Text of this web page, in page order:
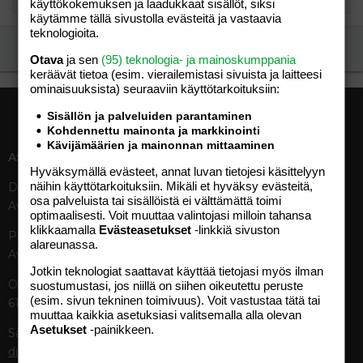
ASIAKASPALVELU
Digipalvelut (09) 156 6227
Avoinna ma–pe 8–19
Painettu lehti (09) 156 665
Avoinna ma–pe 8–19
Otavamedian vaihde (09) 156
61
Sähköposti (digi)
digi@otavamedia.fi
Tekniset tiedot, aikataulut ja
ilmoitushinnat
Tietoa verkon kävijöistä
Käyttöehdot
TUOTTEET
käyttökokemuksen ja laadukkaat sisällöt, siksi
käytämme tällä sivustolla evästeitä ja vastaavia
teknologioita.
Otavaja sen (95) teknologia- ja mainoskumppania
keräävät tietoa (esim. vierailemis­tasi sivuista ja laitteesi
ominaisuuk­sista) seuraaviin käyttötarkoituksiin:
Sisällön ja palveluiden parantaminen
Kohdennettu mainonta ja markkinointi
Kävijämäärien ja mainonnan mittaaminen
Hyväksymällä evästeet, annat luvan tietojesi käsittelyyn
näihin käyttötarkoituksiin. Mikäli et hyväksy evästeitä,
osa palveluista tai sisällöistä ei välttämättä toimi
optimaalisesti. Voit muuttaa valintojasi milloin tahansa
klikkaamalla Evästeasetukset -linkkiä sivuston
alareunassa.
Jotkin teknologiat saattavat käyttää tietojasi myös ilman
suostumustasi, jos niillä on siihen oikeutettu peruste
(esim. sivun tekninen toimivuus). Voit vastustaa tätä tai
muuttaa kaikkia asetuksiasi valitsemalla alla olevan
Asetukset -painikkeen.